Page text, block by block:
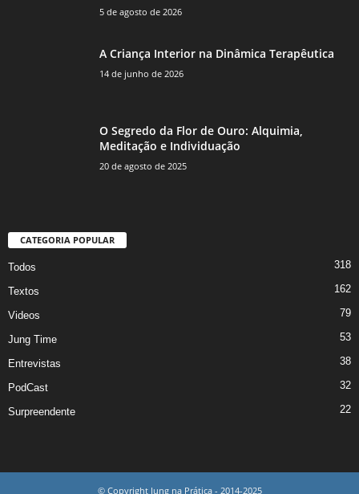
5 de agosto de 2026
A Criança Interior na Dinâmica Terapêutica
14 de junho de 2026
O Segredo da Flor de Ouro: Alquimia,
Meditação e Individuação
20 de agosto de 2025
CATEGORIA POPULAR
Todos 318
Textos 162
Videos 79
Jung Time 53
Entrevistas 38
PodCast 32
Surpreendente 22
© Copyright Jung na Prática - 2014-2025